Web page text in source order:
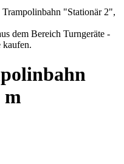
Trampolinbahn "Stationär 2",
m